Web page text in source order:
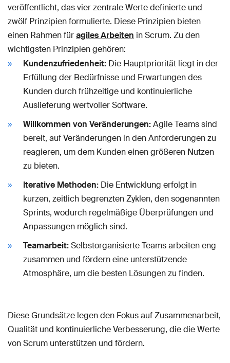
veröffentlicht, das vier zentrale Werte definierte und
zwölf Prinzipien formulierte. Diese Prinzipien bieten
einen Rahmen füragiles Arbeiten in Scrum. Zu den
wichtigsten Prinzipien gehören:
Kundenzufriedenheit: Die Hauptpriorität liegt in der
Erfüllung der Bedürfnisse und Erwartungen des
Kunden durch frühzeitige und kontinuierliche
Auslieferung wertvoller Software.
Willkommen von Veränderungen:Agile Teams sind
bereit, auf Veränderungen in den Anforderungen zu
reagieren, um dem Kunden einen größeren Nutzen
zu bieten.
Iterative Methoden: Die Entwicklung erfolgt in
kurzen, zeitlich begrenzten Zyklen, den sogenannten
Sprints, wodurch regelmäßige Überprüfungen und
Anpassungen möglich sind.
Teamarbeit:Selbstorganisierte Teams arbeiten eng
zusammen und fördern eine unterstützende
Atmosphäre, um die besten Lösungen zu finden.
Diese Grundsätze legen den Fokus auf Zusammenarbeit,
Qualität und kontinuierliche Verbesserung, die die Werte
von Scrum unterstützen und fördern.